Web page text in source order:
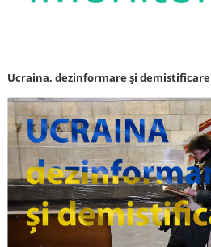
Ucraina, dezinformare și demistificare